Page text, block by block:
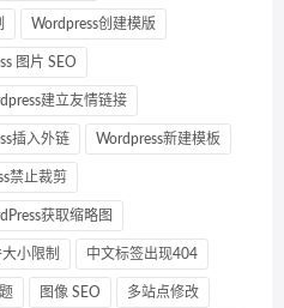
Wordpress创建模版
图片 SEO
建立友情链接
插入外链 Wordpress新建模板
禁止裁剪
获取缩略图
大小限制 中文标签出现404
图像 SEO 多站点修改